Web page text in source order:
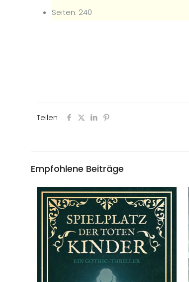
Seiten: 240
Teilen
Empfohlene Beiträge